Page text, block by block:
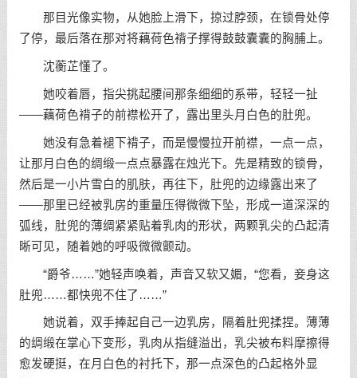
那目光像实物，从她脸上滑下，掠过脖颈，在锁骨处停
了停，最后落在那对将藕荷色褙子撑得鼓鼓囊囊的胸脯上。
沈蘅芷懂了。
她咬着唇，指尖挑起腰间那条细细的系带，轻轻一扯
——藕荷色褙子的前襟松开了，露出里头月白色的肚兜。
她没有急着褪下褙子，而是慢慢拉开前襟，一点一点，
让那月白色的绸缎一点点暴露在烛光下。先是精致的锁骨，
然后是一小片雪白的肌肤，再往下，肚兜的边缘露出来了
——那里已经被乳房的重量压得微微下坠，形成一道深深的
弧线，肚兜的薄绸紧紧贴着乳肉的形状，两颗乳尖的凸起清
晰可见，随着她的呼吸微微颤动。
“爵爷……”她轻声唤着，声音又软又媚，“您看，妾身这
肚兜……都快兜不住了……”
她说着，双手捧起自己一边乳房，隔着肚兜揉捏。薄薄
的绸缎在掌心下变形，乳肉从指缝溢出，乳尖被布料摩擦得
愈发硬挺，在月白色的衬托下，那一点深色的凸起格外显